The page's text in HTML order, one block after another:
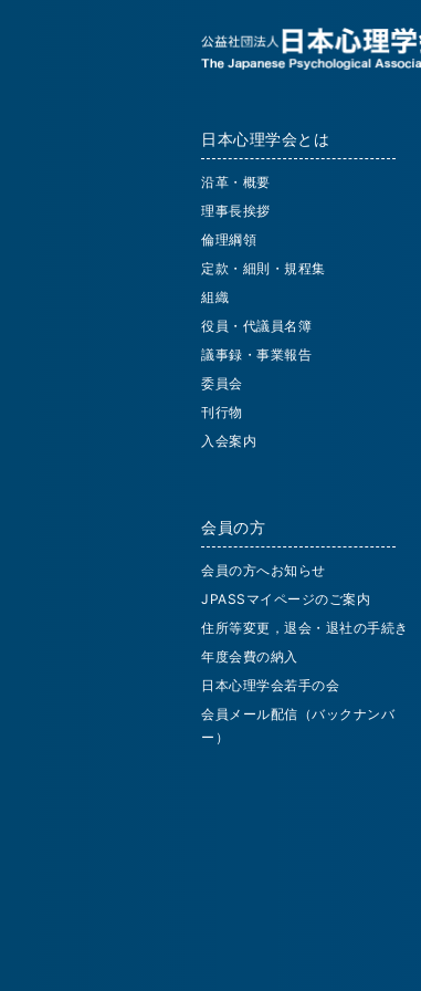
日本心理学会とは
沿革・概要
理事長挨拶
倫理綱領
定款・細則・規程集
組織
役員・代議員名簿
議事録・事業報告
委員会
刊行物
入会案内
会員の方
会員の方へお知らせ
JPASSマイページのご案内
住所等変更，退会・退社の手続き
年度会費の納入
日本心理学会若手の会
会員メール配信（バックナンバ
ー）